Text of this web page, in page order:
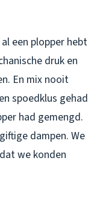
een plopper hebt
druk en
En mix nooit
spoedklus gehad
had gemengd.
dampen. We
we konden